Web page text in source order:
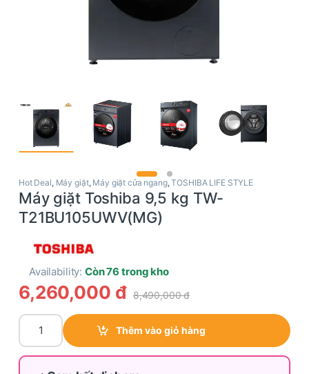
Hot Deal, Máy giặt, Máy giặt cửa ngang,TOSHIBA LIFE STYLE
Máy giặt Toshiba 9,5 kg TW-
T21BU105UWV(MG)
Availability:Còn 76 trong kho
6,260,000 đ 8,490,000đ
Máy giặt Toshiba 9,5 kg TW-T21BU105UWV(MG) quantity
Thêm vào giỏ hàng